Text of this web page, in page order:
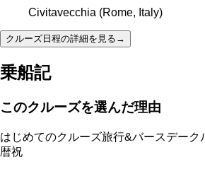
Civitavecchia (Rome, Italy)
クルーズ日程の詳細を見る →
乗船記
このクルーズを選んだ理由
はじめてのクルーズ旅行&バースデーク
暦祝